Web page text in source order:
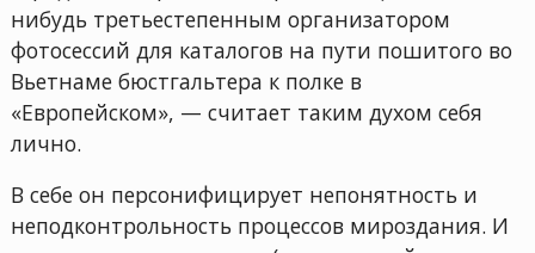
нибудь третьестепенным организатором
фотосессий для каталогов на пути пошитого во
Вьетнаме бюстгальтера к полке в
«Европейском», — считает таким духом себя
лично.
В себе он персонифицирует непонятность и
неподконтрольность процессов мироздания. И